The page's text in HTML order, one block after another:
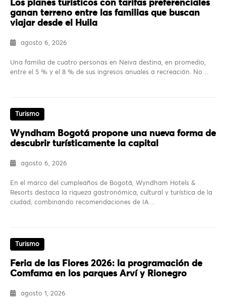
Los planes turísticos con tarifas preferenciales
ganan terreno entre las familias que buscan
viajar desde el Huila
agosto 6, 2026
Una familia de cuatro personas en Neiva destina, en promedio,
entre el 5 % y el 8 % de sus ingresos anuales a recreación. No…
Turismo
Wyndham Bogotá propone una nueva forma de
descubrir turísticamente la capital
agosto 6, 2026
En el marco del cumpleaños de Bogotá, Wyndham Hotels &
Resorts destaca la riqueza gastronómica, cultural y turística de la
ciudad, combinando recomendaciones de IA…
Turismo
Feria de las Flores 2026: la programación de
Comfama en los parques Arví y Rionegro
agosto 1, 2026